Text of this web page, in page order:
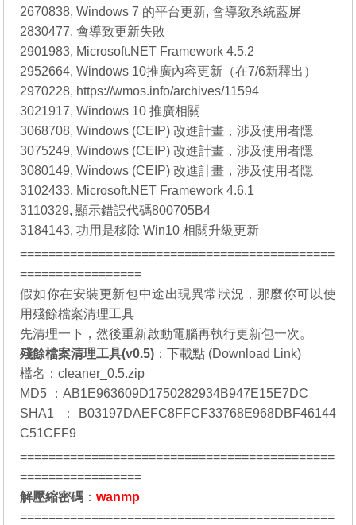
2670838, Windows 7 的平台更新, 會導致系統藍屏
2830477, 會導致更新失敗
2901983, Microsoft.NET Framework 4.5.2
2952664, Windows 10推廣內容更新（在7/6新釋出）
2970228, https://wmos.info/archives/11594
3021917, Windows 10 推廣相關
3068708, Windows (CEIP) 改進計畫，涉及使用者隱
3075249, Windows (CEIP) 改進計畫，涉及使用者隱
3080149, Windows (CEIP) 改進計畫，涉及使用者隱
3102433, Microsoft.NET Framework 4.6.1
3110329, 顯示錯誤代碼800705B4
3184143, 功用是移除 Win10 相關升級更新
============================================
=================
假如你在安裝更新包中途出現異常狀況，那麼你可以使
用殘餘檔案清理工具
先清理一下，然後重新啟動電腦再執行更新包一次。
殘餘檔案清理工具(v0.5) ：下載點 (Download Link)
檔名：cleaner_0.5.zip
MD5 ：AB1E963609D1750282934B947E15E7DC
SHA1 ：B03197DAEFC8FFCF33768E968DBF46144
C51CFF9
============================================
=================
解壓縮密碼 ：wanmp
============================================